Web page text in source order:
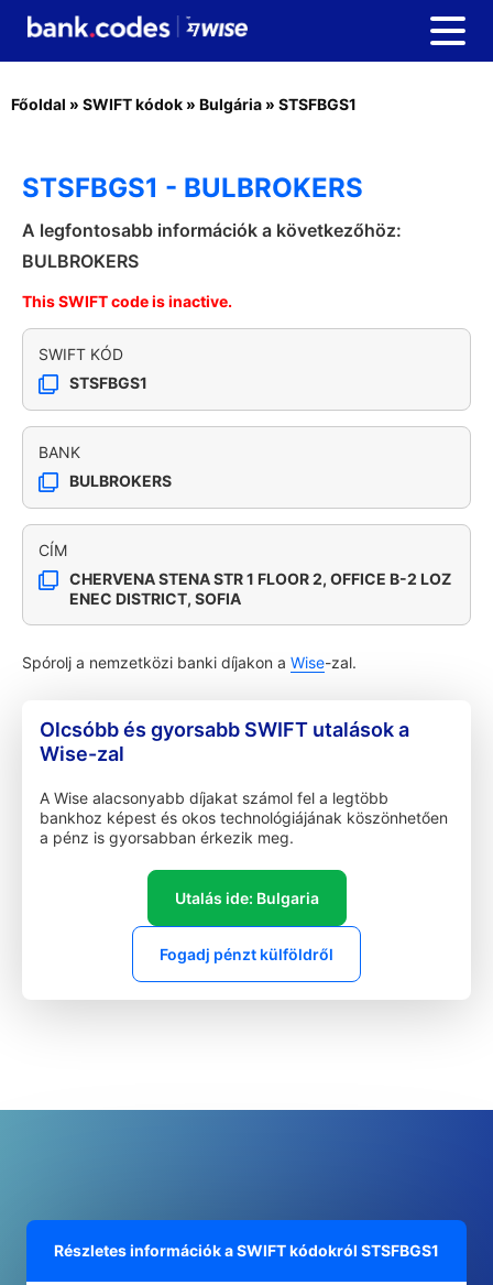
Főoldal » SWIFT kódok » Bulgária » STSFBGS1
STSFBGS1 - BULBROKERS
A legfontosabb információk a következőhöz:
BULBROKERS
This SWIFT code is inactive.
SWIFT KÓD
STSFBGS1
BANK
BULBROKERS
CÍM
CHERVENA STENA STR 1 FLOOR 2, OFFICE B-2 LOZ
ENEC DISTRICT, SOFIA
Spórolj a nemzetközi banki díjakon a Wise-zal.
Olcsóbb és gyorsabb SWIFT utalások a
Wise-zal
A Wise alacsonyabb díjakat számol fel a legtöbb
bankhoz képest és okos technológiájának köszönhetően
a pénz is gyorsabban érkezik meg.
Utalás ide: Bulgaria
Fogadj pénzt külföldről
Részletes információk a SWIFT kódokról STSFBGS1